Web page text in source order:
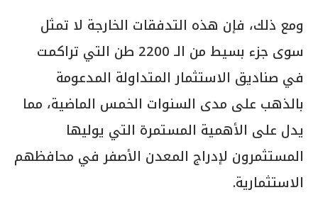
ومع ذلك، فإن هذه التدفقات الخارجة لا تمثل
سوى جزء بسيط من الـ 2200 طن التي تراكمت
في صناديق الاستثمار المتداولة المدعومة
بالذهب على مدى السنوات الخمس الماضية، مما
يدل على الأهمية المستمرة التي يوليها
المستثمرون لإدراج المعدن الأصفر في محافظهم
الاستثمارية.